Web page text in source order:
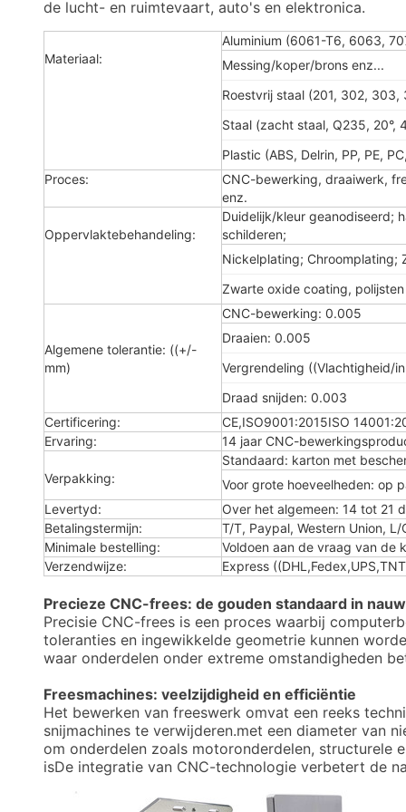
de lucht- en ruimtevaart, auto's en elektronica.
Materiaal:
Aluminium (6061-T6, 6063,
Messing/koper/brons enz...
Roestvrij staal (201, 302,
Staal (zacht staal, Q235, 20°,
Plastic (ABS, Delrin, PP, PE,
Proces:
CNC-bewerking, draaiwerk,
enz.
Oppervlaktebehandeling:
Duidelijk/kleur geanodiseerd;
schilderen;
Nickelplating;
Zwarte oxide coating,
Algemene tolerantie: ((+/-
mm)
CNC-bewerking: 0.005
Draaien: 0.005
Vergrendeling ((Vlachtigheid/
Draad snijden: 0.003
Certificering:
CE,ISO9001:2015ISO
Ervaring:
14 jaar CNC-
Verpakking:
Standaard: karton met
Voor grote hoeveelheden: op
Levertyd:
Over het algemeen: 14 tot 21
Betalingstermijn:
T/T, Paypal, Western Union, L/
Minimale bestelling:
Voldoen aan de vraag van de
Verzendwijze:
Express
Precieze CNC-frees: de gouden standaard in
Precisie CNC-frees is een proces waarbij
toleranties en ingewikkelde geometrie kunnen
waar onderdelen onder extreme omstandigheden
Freesmachines: veelzijdigheid en efficiëntie
Het bewerken van freeswerk omvat een reeks
snijmachines te verwijderen.met een diameter van
om onderdelen zoals motoronderdelen, structurele
isDe integratie van CNC-technologie verbetert de